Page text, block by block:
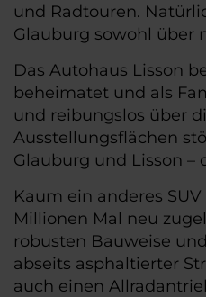
und Radtouren.
Glauburg sowohl über
Das Autohaus Lisson
beheimatet und als
und reibungslos über
Ausstellungsflächen
Glauburg und Lisson –
Kaum ein anderes
Millionen Mal neu
robusten Bauweise
abseits asphaltierter
auch einen